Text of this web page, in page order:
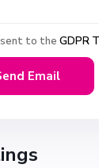
to the GDPR